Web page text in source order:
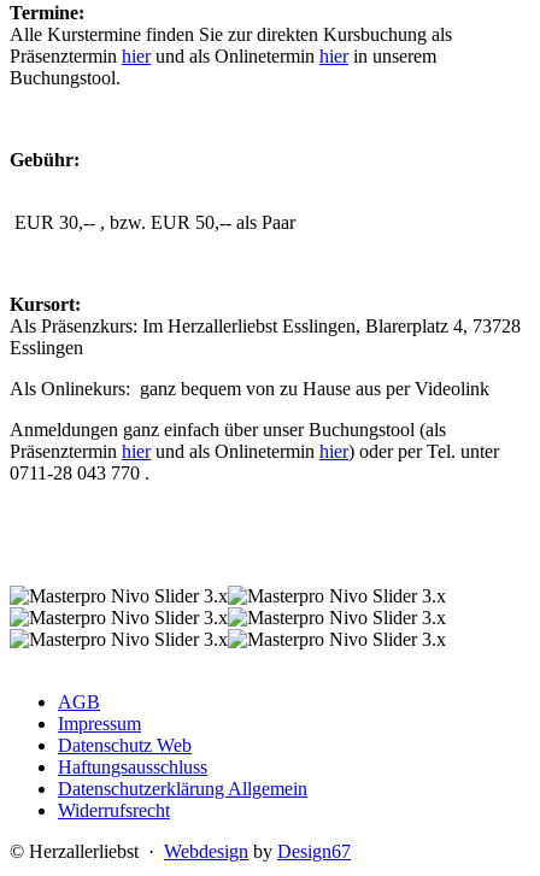
Termine:
Alle Kurstermine finden Sie zur direkten Kursbuchung als
Präsenztermin hierund als Onlinetermin hierin unserem
Buchungstool.
Gebühr:
EUR 30,-- , bzw. EUR 50,-- als Paar
Kursort:
Als Präsenzkurs: Im Herzallerliebst Esslingen, Blarerplatz 4, 73728
Esslingen
Als Onlinekurs: ganz bequem von zu Hause aus per Videolink
Anmeldungen ganz einfach über unser Buchungstool (als
Präsenztermin hierund als Onlinetermin hier) oder per Tel. unter
0711-28 043 770 .
AGB
Impressum
Datenschutz Web
Haftungsausschluss
Datenschutzerklärung Allgemein
Widerrufsrecht
© Herzallerliebst · Webdesign by Design67